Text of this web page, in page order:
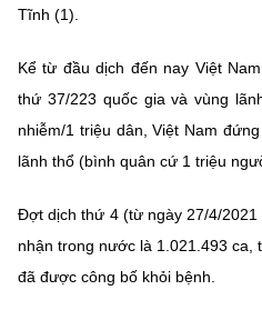
Tĩnh (1).
Kể từ đầu dịch đến nay Việt
thứ 37/223 quốc gia và vùng
nhiễm/1 triệu dân, Việt Nam
lãnh thổ (bình quân cứ 1 triệu
Đợt dịch thứ 4 (từ ngày 27/4/
nhận trong nước là 1.021.493 ca,
đã được công bố khỏi bệnh.